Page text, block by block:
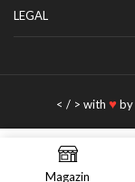
LEGAL
< / > with ♥ by
Magazin